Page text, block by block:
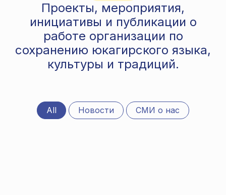
Проекты, мероприятия,
инициативы и публикации о
работе организации по
сохранению юкагирского языка,
культуры и традиций.
All Новости СМИ о нас